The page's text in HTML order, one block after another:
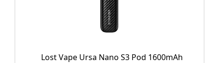
Lost Vape Ursa Nano S3 Pod 1600mAh